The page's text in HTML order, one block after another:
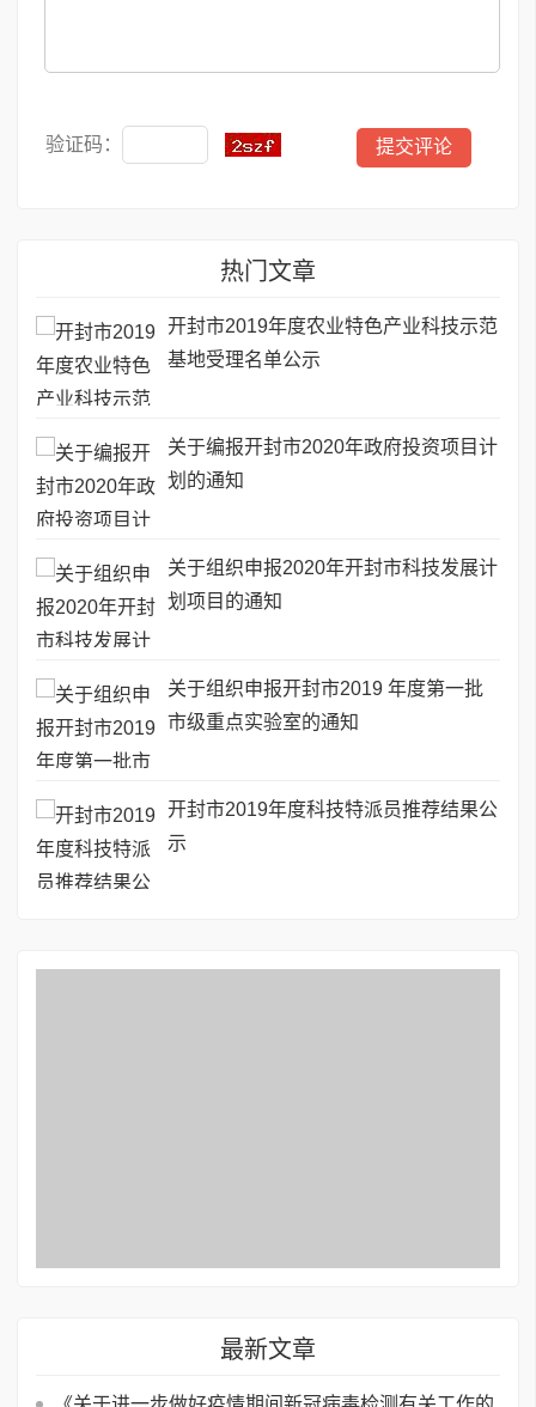
验证码：
热门文章
开封市2019年度农业特色产业科技示范
基地受理名单公示
关于编报开封市2020年政府投资项目计
划的通知
关于组织申报2020年开封市科技发展计
划项目的通知
关于组织申报开封市2019 年度第一批
市级重点实验室的通知
开封市2019年度科技特派员推荐结果公
示
最新文章